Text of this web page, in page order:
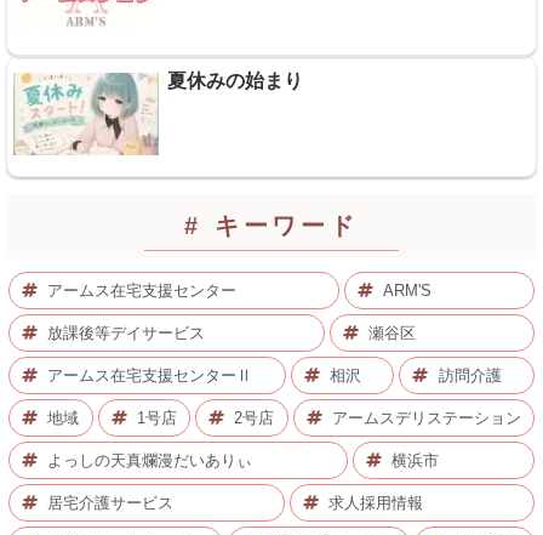
夏休みの始まり
# キーワード
アームス在宅支援センター ARM'S
放課後等デイサービス 瀬谷区
アームス在宅支援センターⅡ 相沢 訪問介護
地域 1号店 2号店 アームスデリステーション
よっしの天真爛漫だいありぃ 横浜市
居宅介護サービス 求人採用情報